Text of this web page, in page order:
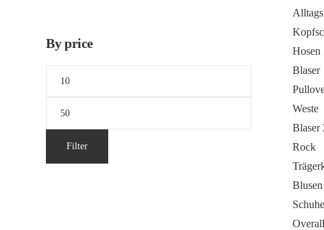
By price
Filter
Hosen
Blaser
Weste
Blaser
Rock
Blusen
Schuhe
Overall